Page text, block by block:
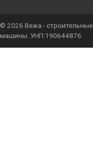
© 2026 Вежа - строительные
машины. УНП:190644876